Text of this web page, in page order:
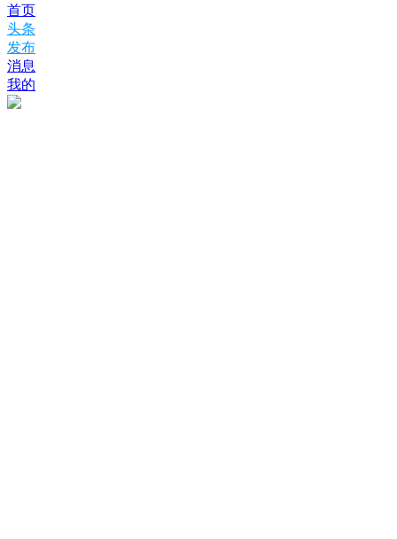
首页
头条
发布
消息
我的